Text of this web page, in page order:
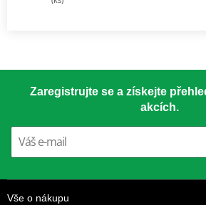
Zaregistrujte se a získejte
akcích.
Vše o nákupu